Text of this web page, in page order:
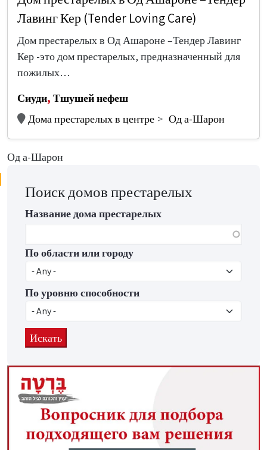
Лавинг Кер (Tender Loving Care)
Дом престарелых в Од Ашароне –Тендер Лавинг
Кер -это дом престарелых, предназначенный для
пожилых…
Сиуди, Тшушей нефеш
Дома престарелых в центре
Од а-Шарон
Од а-Шарон
Поиск домов престарелых
Название дома престарелых
По области или городу
По уровню способности